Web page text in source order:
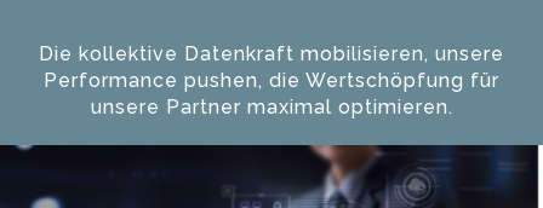
Die kollektive Datenkraft mobilisieren, unsere
Performance pushen, die Wertschöpfung für
unsere Partner maximal optimieren.